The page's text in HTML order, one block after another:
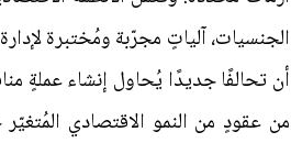
الجنسيات، آلياتٍ مجرّبة ومُختبرة
أن تحالفًا جديدًا يُحاول إنشاء عملةٍ
من عقودٍ من النمو الاقتصادي